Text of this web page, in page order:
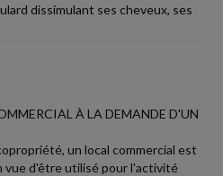
dissimulant ses cheveux, ses
À LA DEMANDE D'UN
un local commercial est
vue d'être utilisé pour l'activité